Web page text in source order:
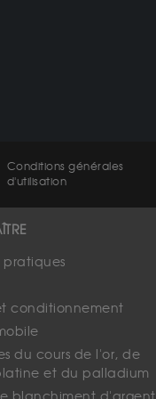
Conditions générales
d'utilisation
pratiques
conditionnement
du cours de l'or, de
et du palladium